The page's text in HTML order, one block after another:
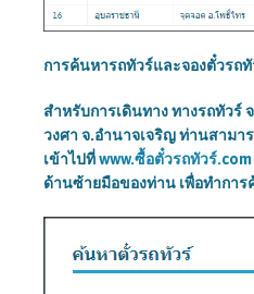
การค้นหารถทัวร์และจองตั๋วรถ
สำหรับการเดินทาง ทางรถทัวร์
วงศา จ.อำนาจเจริญ ท่านสามา
เข้าไปที่www.ซื้อตั๋วรถทัวร์.com
ด้านซ้ายมือของท่าน เพื่อทำกา